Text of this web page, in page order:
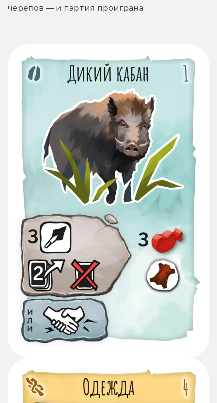
черепов — и партия проиграна.